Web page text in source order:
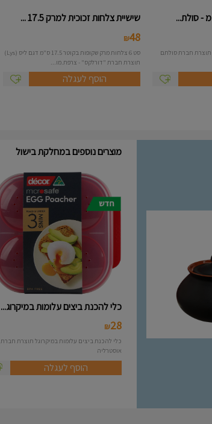
שישיית צלחות זכוכית למרק 17.5 ...
48
₪
סט 6 צלחות מרק שקופות בקוטר 17.5 ס"מ דגם ליס (Lys)
תוצרת חברת "דורלקס" - צרפת.מו...
הוסף לעגלה
מוצרים נוספים במחלקת בישול
כלי להכנת ביצים עלומות במיקרוג...
28
₪
אוסטרליה
הוסף לעגלה